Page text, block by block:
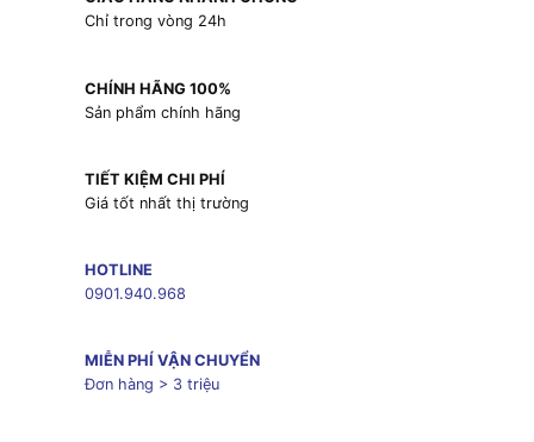
Chỉ trong vòng 24h
CHÍNH HÃNG 100%
Sản phẩm chính hãng
TIẾT KIỆM CHI PHÍ
Giá tốt nhất thị trường
HOTLINE
0901.940.968
MIỄN PHÍ VẬN CHUYỂN
Đơn hàng > 3 triệu